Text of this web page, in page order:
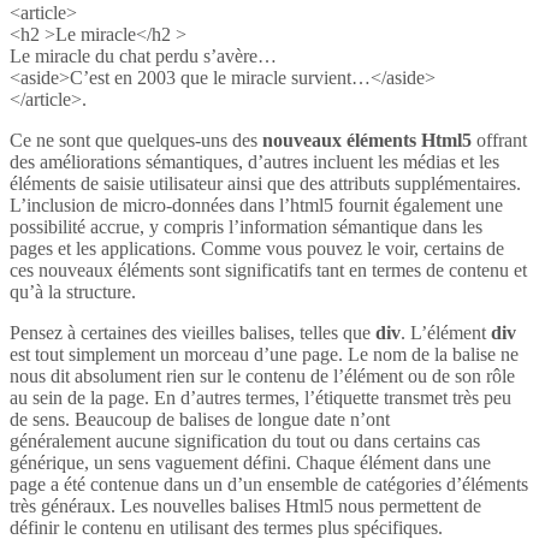
<article>
<h2 >Le miracle</h2 >
Le miracle du chat perdu s’avère…
<aside>C’est en 2003 que le miracle survient…</aside>
</article>.
Ce ne sont que quelques-uns des nouveaux éléments Html5 offrant
des améliorations sémantiques, d’autres incluent les médias et les
éléments de saisie utilisateur ainsi que des attributs supplémentaires.
L’inclusion de micro-données dans l’html5 fournit également une
possibilité accrue, y compris l’information sémantique dans les
pages et les applications. Comme vous pouvez le voir, certains de
ces nouveaux éléments sont significatifs tant en termes de contenu et
qu’à la structure.
Pensez à certaines des vieilles balises, telles que div. L’élément div
est tout simplement un morceau d’une page. Le nom de la balise ne
nous dit absolument rien sur le contenu de l’élément ou de son rôle
au sein de la page. En d’autres termes, l’étiquette transmet très peu
de sens. Beaucoup de balises de longue date n’ont
généralement aucune signification du tout ou dans certains cas
générique, un sens vaguement défini. Chaque élément dans une
page a été contenue dans un d’un ensemble de catégories d’éléments
très généraux. Les nouvelles balises Html5 nous permettent de
définir le contenu en utilisant des termes plus spécifiques.